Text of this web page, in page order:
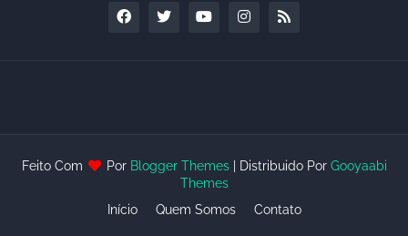
Feito Com Por Blogger Themes| Distribuido Por Gooyaabi
Themes
Início
Quem Somos Contato